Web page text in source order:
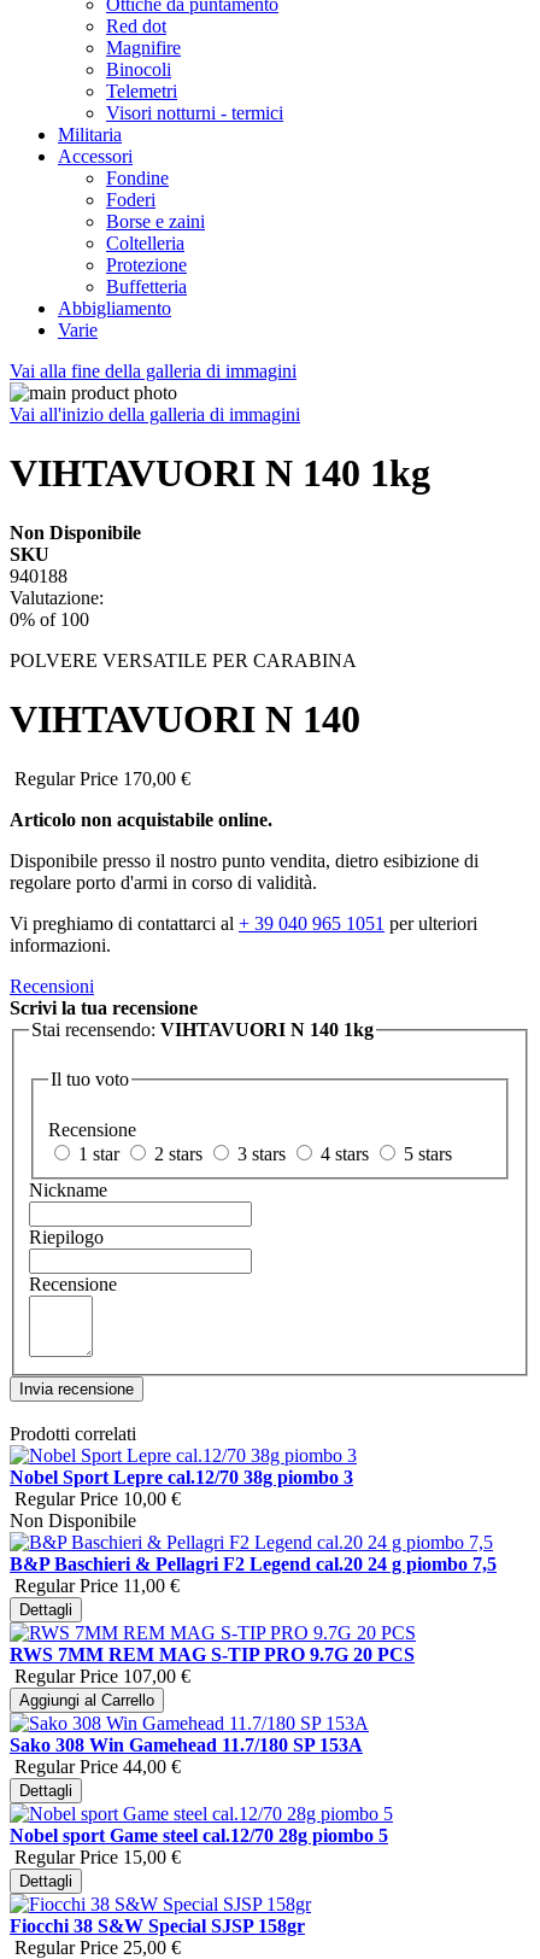
Ottiche da puntamento
Red dot
Magnifire
Binocoli
Telemetri
Visori notturni - termici
Militaria
Accessori
Fondine
Foderi
Borse e zaini
Coltelleria
Protezione
Buffetteria
Abbigliamento
Varie
Vai alla fine della galleria di immagini
Vai all'inizio della galleria di immagini
VIHTAVUORI N 140 1kg
Non Disponibile
SKU
940188
Valutazione:
0% of 100
POLVERE VERSATILE PER CARABINA
VIHTAVUORI N 140
Regular Price 170,00 €
Articolo non acquistabile online.
Disponibile presso il nostro punto vendita, dietro esibizione di
regolare porto d'armi in corso di validità.
Vi preghiamo di contattarci al + 39 040 965 1051 per ulteriori
informazioni.
Recensioni
Scrivi la tua recensione
Stai recensendo: VIHTAVUORI N 140 1kg
Il tuo voto
Recensione
1 star
2 stars 3 stars 4 stars
5 stars
Nickname
Riepilogo
Recensione
Invia recensione
Prodotti correlati
Nobel Sport Lepre cal.12/70 38g piombo 3
Regular Price 10,00 €
Non Disponibile
B&P Baschieri & Pellagri F2 Legend cal.20 24 g piombo 7,5
Regular Price 11,00 €
Dettagli
RWS 7MM REM MAG S-TIP PRO 9.7G 20 PCS
Regular Price 107,00 €
Aggiungi al Carrello
Sako 308 Win Gamehead 11.7/180 SP 153A
Regular Price 44,00 €
Dettagli
Nobel sport Game steel cal.12/70 28g piombo 5
Regular Price 15,00 €
Dettagli
Fiocchi 38 S&W Special SJSP 158gr
Regular Price 25,00 €